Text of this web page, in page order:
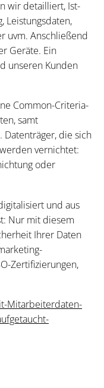
wir detailliert, Ist-
Leistungsdaten,
uvm. Anschließend
Geräte. Ein
unseren Kunden
Common-Criteria-
samt
Datenträger, die sich
vernichtet:
oder
und aus
Nur mit diesem
Ihrer Daten
Zertifizierungen,
Mitarbeiterdaten-